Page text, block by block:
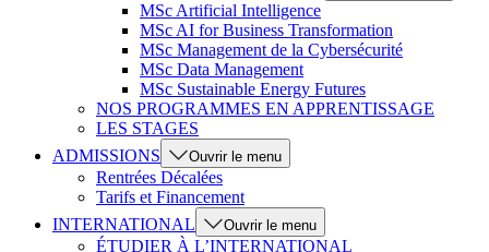
MSc Artificial Intelligence
MSc AI for Business Transformation
MSc Management de la Cybersécurité
MSc Data Management
MSc Sustainable Energy Futures
NOS PROGRAMMES EN APPRENTISSAGE
LES STAGES
ADMISSIONS
Ouvrir le menu
Rentrées Décalées
Tarifs et Financement
INTERNATIONAL
Ouvrir le menu
ÉTUDIER À L’INTERNATIONAL